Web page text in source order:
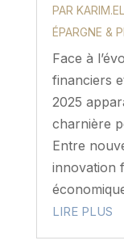
PAR
ÉPARGNE &
Face à
financiers
2025
charnière
Entre
innovation
LIRE PLUS